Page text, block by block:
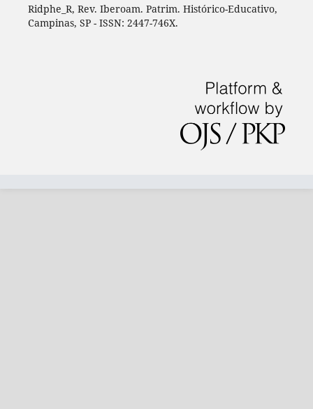
Ridphe_R, Rev. Iberoam. Patrim. Histórico-Educativo,
Campinas, SP - ISSN: 2447-746X.